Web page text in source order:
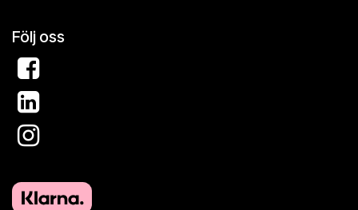
Följ oss